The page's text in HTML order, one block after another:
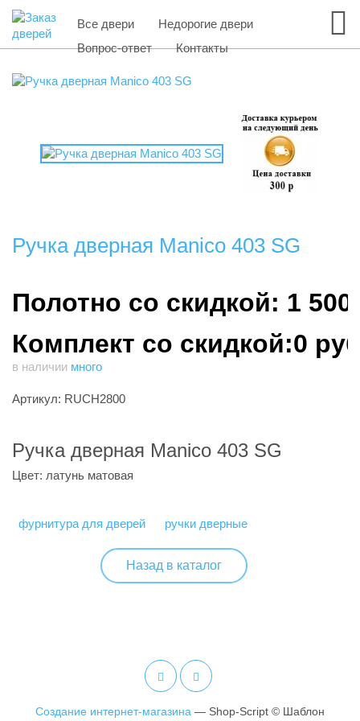
Все двери
Недорогие двери
Вопрос-ответ
Контакты
Ручка дверная Manico 403 SG
Полотно со скидкой: 1 500
Комплект со скидкой:0
в наличии много
Артикул: RUCH2800
Ручка дверная Manico 403 SG
Цвет: латунь матовая
фурнитура для дверей ручки дверные
Назад в каталог
Создание интернет-магазина — Shop-Script © Шаблон